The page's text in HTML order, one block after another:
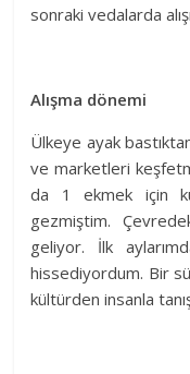
sonraki vedalarda
Alışma dönemi
Ülkeye ayak
ve marketleri
da 1 ekmek için
gezmiştim.
geliyor. İlk
hissediyordum. Bir
kültürden insanla